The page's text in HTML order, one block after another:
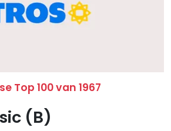
Top 100 van 1967
(B)